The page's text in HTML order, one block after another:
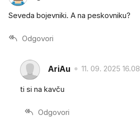
Seveda bojevniki. A na peskovniku?
Odgovori
AriAu 11. 09. 2025 16.08
ti si na kavču
Odgovori